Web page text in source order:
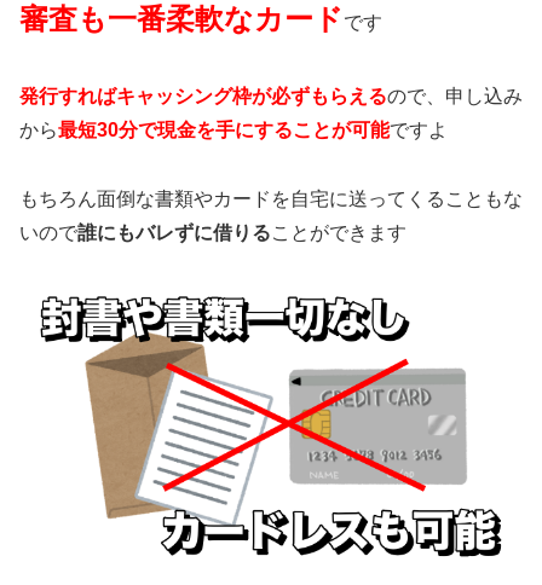
審査も一番柔軟なカード です
発行すればキャッシング枠が必ずもらえるので、申し込み
から最短30分で現金を手にすることが可能ですよ
もちろん面倒な書類やカードを自宅に送ってくることもな
いので誰にもバレずに借りることができます